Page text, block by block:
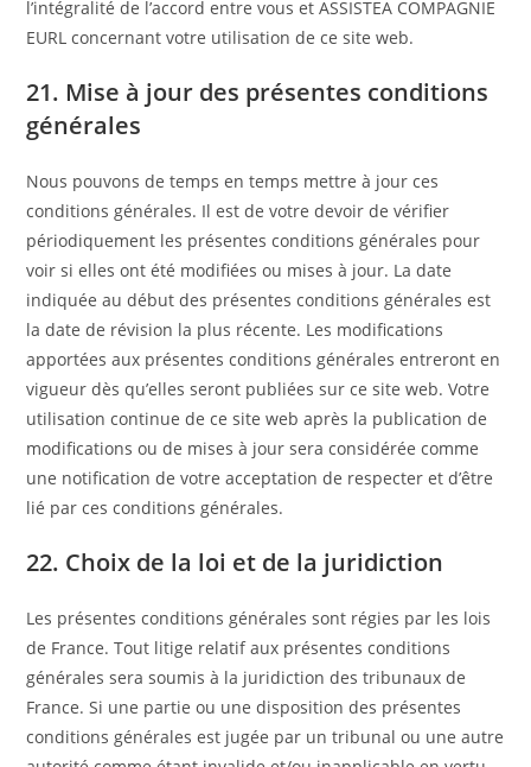
l’intégralité de l’accord entre vous et ASSISTEA COMPAGNIE
EURL concernant votre utilisation de ce site web.
21. Mise à jour des présentes conditions
générales
Nous pouvons de temps en temps mettre à jour ces
conditions générales. Il est de votre devoir de vérifier
périodiquement les présentes conditions générales pour
voir si elles ont été modifiées ou mises à jour. La date
indiquée au début des présentes conditions générales est
la date de révision la plus récente. Les modifications
apportées aux présentes conditions générales entreront en
vigueur dès qu’elles seront publiées sur ce site web. Votre
utilisation continue de ce site web après la publication de
modifications ou de mises à jour sera considérée comme
une notification de votre acceptation de respecter et d’être
lié par ces conditions générales.
22. Choix de la loi et de la juridiction
Les présentes conditions générales sont régies par les lois
de France. Tout litige relatif aux présentes conditions
générales sera soumis à la juridiction des tribunaux de
France. Si une partie ou une disposition des présentes
conditions générales est jugée par un tribunal ou une autre